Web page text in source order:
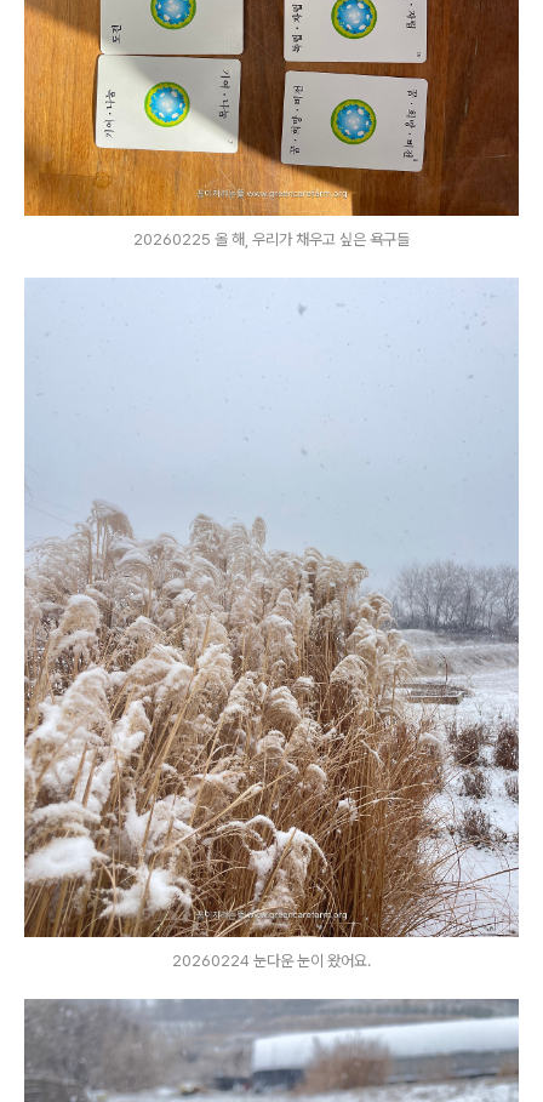
20260225 올 해, 우리가 채우고 싶은 욕구들
20260224 눈다운 눈이 왔어요.